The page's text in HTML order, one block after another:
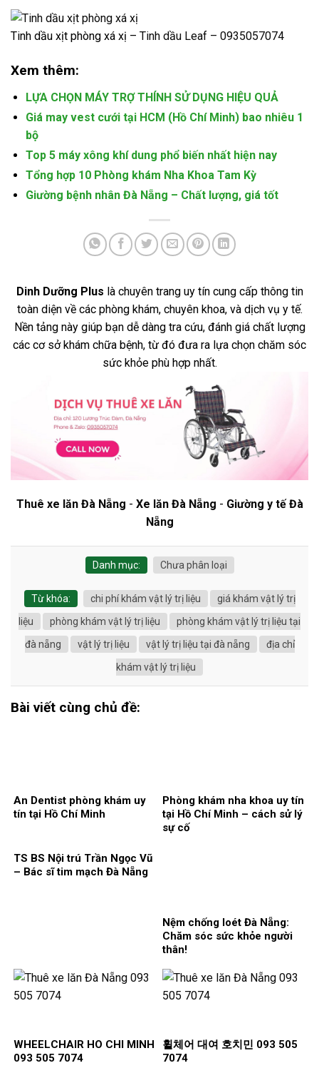
Tinh dầu xịt phòng xá xị – Tinh dầu Leaf – 0935057074
Xem thêm:
LỰA CHỌN MÁY TRỢ THÍNH SỬ DỤNG HIỆU QUẢ
Giá may vest cưới tại HCM (Hồ Chí Minh) bao nhiêu 1
bộ
Top 5 máy xông khí dung phổ biến nhất hiện nay
Tổng hợp 10 Phòng khám Nha Khoa Tam Kỳ
Giường bệnh nhân Đà Nẵng – Chất lượng, giá tốt
Dinh Dưỡng Plus là chuyên trang uy tín cung cấp thông tin
toàn diện về các phòng khám, chuyên khoa, và dịch vụ y tế.
Nền tảng này giúp bạn dễ dàng tra cứu, đánh giá chất lượng
các cơ sở khám chữa bệnh, từ đó đưa ra lựa chọn chăm sóc
sức khỏe phù hợp nhất.
Thuê xe lăn Đà Nẵng - Xe lăn Đà Nẵng - Giường y tế Đà
Nẵng
Danh mục: Chưa phân loại
Từ khóa: chi phí khám vật lý trị liệu
giá khám vật lý trị
liệu
phòng khám vật lý trị liệu
phòng khám vật lý trị liệu tại
đà nẵng
vật lý trị liệu vật lý trị liệu tại đà nẵng
địa chỉ
khám vật lý trị liệu
Bài viết cùng chủ đề:
An Dentist phòng khám uy
tín tại Hồ Chí Minh
Phòng khám nha khoa uy tín
tại Hồ Chí Minh – cách sử lý
sự cố
TS BS Nội trú Trần Ngọc Vũ
– Bác sĩ tim mạch Đà Nẵng
Nệm chống loét Đà Nẵng:
Chăm sóc sức khỏe người
thân!
WHEELCHAIR HO CHI MINH
093 505 7074
휠체어 대여 호치민 093 505
7074